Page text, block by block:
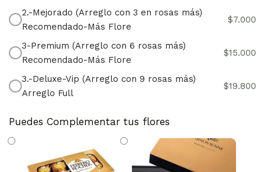
2.-Mejorado (Arreglo con 3 en rosas más)
Recomendado-Más Flore
$7.000
3-Premium (Arreglo con 6 rosas más)
Recomendado-Más Flore
$15.000
3.-Deluxe-Vip (Arreglo con 9 rosas más)
Arreglo Full
$19.800
Puedes Complementar tus flores